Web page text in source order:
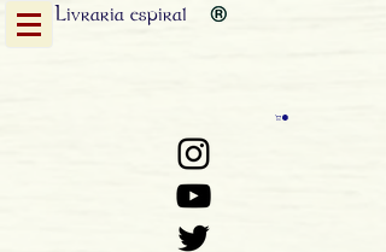
Livraria espiral